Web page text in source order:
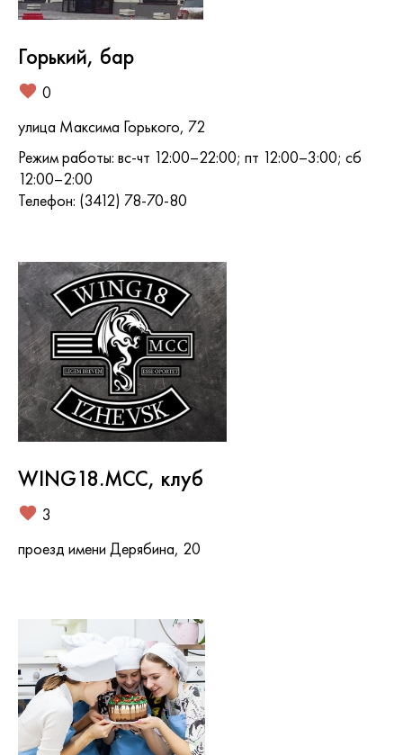
Горький, бар
0
улица Максима Горького, 72
Режим работы: вс-чт 12:00–22:00; пт 12:00–3:00; сб
12:00–2:00
Телефон: (3412) 78-70-80
WING18.MCC, клуб
3
проезд имени Дерябина, 20